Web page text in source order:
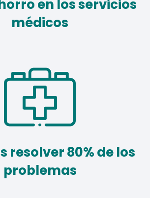
en los servicios
médicos
resolver 80% de los
problemas